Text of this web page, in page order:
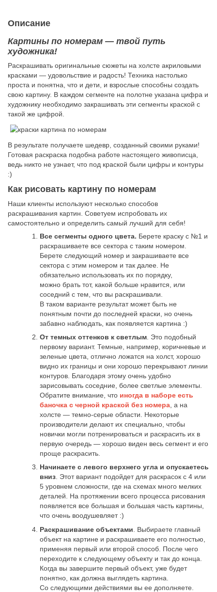
Описание
Картины по номерам — твой путь
художника!
Раскрашивать оригинальные сюжеты на холсте акриловыми
красками — удовольствие и радость! Техника настолько
проста и понятна, что и дети, и взрослые способны создать
свою картину. В каждом сегменте на полотне указана цифра и
художнику необходимо закрашивать эти сегменты краской с
такой же цифрой.
В результате получаете шедевр, созданный своими руками!
Готовая раскраска подобна работе настоящего живописца,
ведь никто не узнает, что под краской были цифры и контуры
:)
Как рисовать картину по номерам
Наши клиенты используют несколько способов
раскрашивания картин. Советуем испробовать их
самостоятельно и определить самый лучший для себя!
Все сегменты одного цвета. Берете краску с №1 и
раскрашиваете все сектора с таким номером.
Берете следующий номер и закрашиваете все
сектора с этим номером и так далее. Не
обязательно использовать их по порядку,
можно брать тот, какой больше нравится, или
соседний с тем, что вы раскрашивали.
В таком варианте результат может быть не
понятным почти до последней краски, но очень
забавно наблюдать, как появляется картина :)
От темных оттенков к светлым . Это подобный
первому вариант. Темные, например, коричневые и
зеленые цвета, отлично ложатся на холст, хорошо
видно их границы и они хорошо перекрывают линии
контуров. Благодаря этому очень удобно
зарисовывать соседние, более светлые элементы.
Обратите внимание, что иногда в наборе есть
баночка с черной краской без номера , а на
холсте — темно-серые области. Некоторые
производители делают их специально, чтобы
новички могли потренироваться и раскрасить их в
первую очередь — хорошо виден весь сегмент и его
проще раскрасить.
Начинаете с левого верхнего угла и опускаетесь
вниз. Этот вариант подойдет для раскрасок с 4 или
5 уровнем сложности, где на схемах много мелких
деталей. На протяжении всего процесса рисования
появляется все большая и большая часть картины,
что очень воодушевляет :)
Раскрашивание объектами . Выбираете главный
объект на картине и раскрашиваете его полностью,
применяя первый или второй способ. После чего
переходите к следующему объекту и так до конца.
Когда вы завершите первый объект, уже будет
понятно, как должна выглядеть картина.
Со следующими действиями вы ее дополняете.